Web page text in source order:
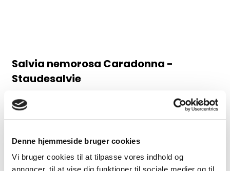
Denne hjemmeside bruger cookies
Vi bruger cookies til at tilpasse vores indhold og
Salvia nemorosa Caradonna -
Staudesalvie
Juni-august, 60 cm
30,00 DKK
(inkl. moms)